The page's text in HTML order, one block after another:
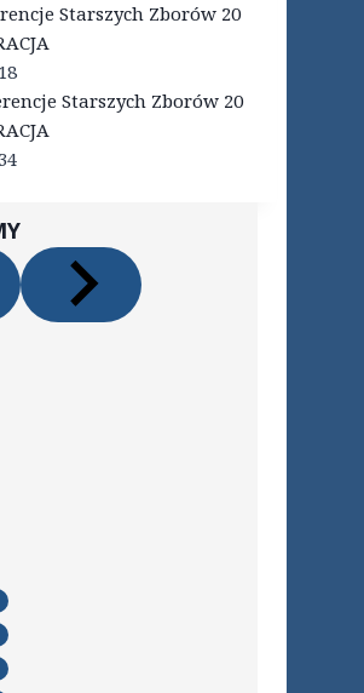
Starszych Zborów 20
Starszych Zborów 20